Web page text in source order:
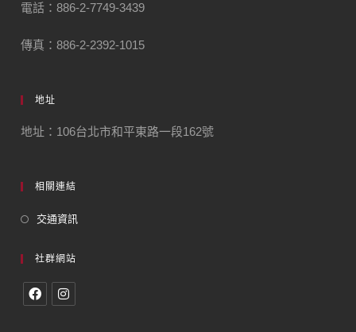
電話：886-2-7749-3439
傳真：886-2-2392-1015
地址
地址：106台北市和平東路一段162號
相關連結
交通資訊
社群網站